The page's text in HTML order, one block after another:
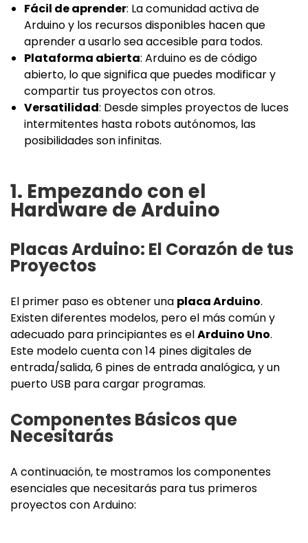
Fácil de aprender: La comunidad activa de
Arduino y los recursos disponibles hacen que
aprender a usarlo sea accesible para todos.
Plataforma abierta: Arduino es de código
abierto, lo que significa que puedes modificar y
compartir tus proyectos con otros.
Versatilidad: Desde simples proyectos de luces
intermitentes hasta robots autónomos, las
posibilidades son infinitas.
1. Empezando con el
Hardware de Arduino
Placas Arduino: El Corazón de tus
Proyectos
El primer paso es obtener una placa Arduino.
Existen diferentes modelos, pero el más común y
adecuado para principiantes es elArduino Uno.
Este modelo cuenta con 14 pines digitales de
entrada/salida, 6 pines de entrada analógica, y un
puerto USB para cargar programas.
Componentes Básicos que
Necesitarás
A continuación, te mostramos los componentes
esenciales que necesitarás para tus primeros
proyectos con Arduino: